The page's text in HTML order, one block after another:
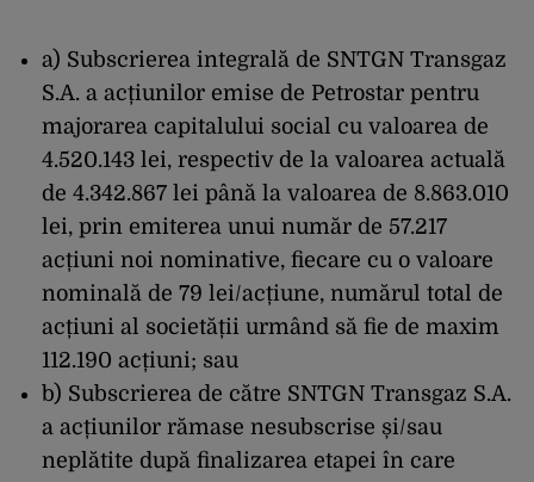
a) Subscrierea integrală de SNTGN Transgaz
S.A. a acțiunilor emise de Petrostar pentru
majorarea capitalului social cu valoarea de
4.520.143 lei, respectiv de la valoarea actuală
de 4.342.867 lei până la valoarea de 8.863.010
lei, prin emiterea unui număr de 57.217
acțiuni noi nominative, fiecare cu o valoare
nominală de 79 lei/acțiune, numărul total de
acțiuni al societății urmând să fie de maxim
112.190 acțiuni; sau
b) Subscrierea de către SNTGN Transgaz S.A.
a acțiunilor rămase nesubscrise și/sau
neplătite după finalizarea etapei în care